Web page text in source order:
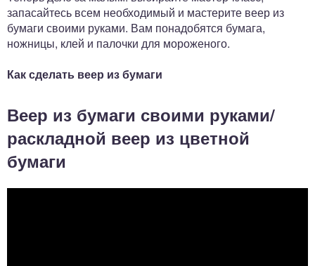
запасайтесь всем необходимый и мастерите веер из
бумаги своими руками. Вам понадобятся бумага,
ножницы, клей и палочки для мороженого.
Как сделать веер из бумаги
Веер из бумаги своими руками/
раскладной веер из цветной
бумаги